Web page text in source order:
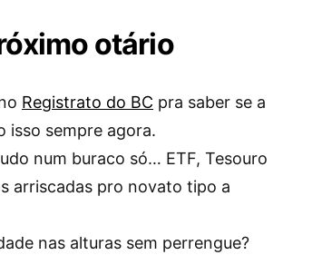
otário
Registrato do BC pra saber se a
isso sempre agora.
num buraco só… ETF, Tesouro
arriscadas pro novato tipo a
nas alturas sem perrengue?